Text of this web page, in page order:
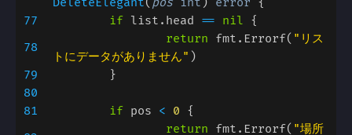
77
if list.head == nil
78
return fmt.Errorf( "リス
トにデータがありません"
79
80
81
if pos < 0
return fmt.Errorf( "場所